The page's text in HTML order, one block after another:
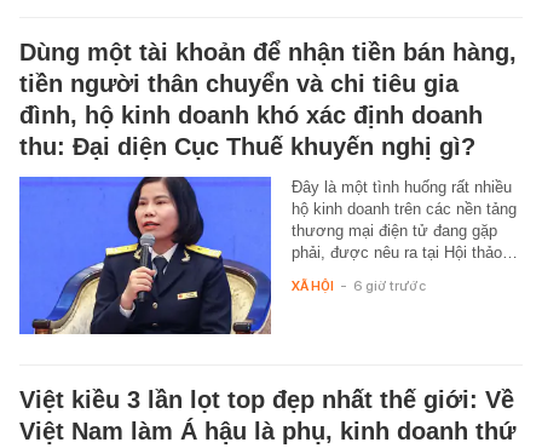
Dùng một tài khoản để nhận tiền bán hàng,
tiền người thân chuyển và chi tiêu gia
đình, hộ kinh doanh khó xác định doanh
thu: Đại diện Cục Thuế khuyến nghị gì?
Đây là một tình huống rất nhiều
hộ kinh doanh trên các nền tảng
thương mại điện tử đang gặp
phải, được nêu ra tại Hội thảo…
XÃ HỘI - 6 giờ trước
Việt kiều 3 lần lọt top đẹp nhất thế giới: Về
Việt Nam làm Á hậu là phụ, kinh doanh thứ